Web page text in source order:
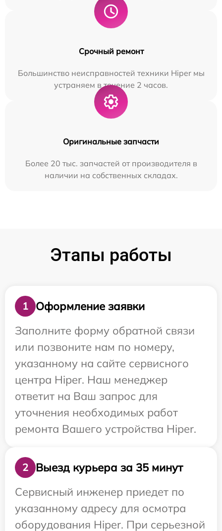
Срочный ремонт
Большинство неисправностей техники Hiper мы
устраняем в течение 2 часов.
Оригинальные запчасти
Более 20 тыс. запчастей от производителя в
наличии на собственных складах.
Этапы работы
1
Оформление заявки
Заполните форму обратной связи
или позвоните нам по номеру,
указанному на сайте сервисного
центра Hiper. Наш менеджер
ответит на Ваш запрос для
уточнения необходимых работ
ремонта Вашего устройства Hiper.
2
Выезд курьера за 35 минут
Сервисный инженер приедет по
указанному адресу для осмотра
оборудования Hiper. При серьезной